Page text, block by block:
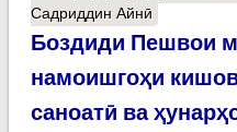
Садриддин Айнӣ
Боздиди Пешвои
намоишгоҳи
саноатӣ ва